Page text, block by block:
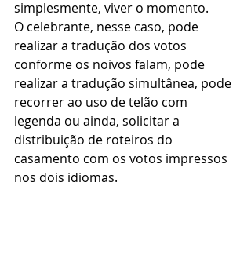
simplesmente, viver o momento.
O celebrante, nesse caso, pode
realizar a tradução dos votos
conforme os noivos falam, pode
realizar a tradução simultânea, pode
recorrer ao uso de telão com
legenda ou ainda, solicitar a
distribuição de roteiros do
casamento com os votos impressos
nos dois idiomas.